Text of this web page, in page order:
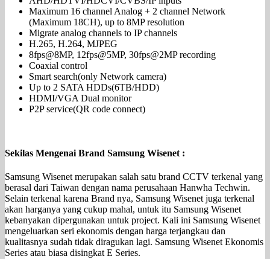
Maximum 16 channel Analog + 2 channel Network
(Maximum 18CH), up to 8MP resolution
Migrate analog channels to IP channels
H.265, H.264, MJPEG
8fps@8MP, 12fps@5MP, 30fps@2MP recording
Coaxial control
Smart search(only Network camera)
Up to 2 SATA HDDs(6TB/HDD)
HDMI/VGA Dual monitor
P2P service(QR code connect)
Sekilas Mengenai Brand Samsung Wisenet :
Samsung Wisenet merupakan salah satu brand CCTV terkenal yang
berasal dari Taiwan dengan nama perusahaan Hanwha Techwin.
Selain terkenal karena Brand nya, Samsung Wisenet juga terkenal
akan harganya yang cukup mahal, untuk itu Samsung Wisenet
kebanyakan dipergunakan untuk project. Kali ini Samsung Wisenet
mengeluarkan seri ekonomis dengan harga terjangkau dan
kualitasnya sudah tidak diragukan lagi. Samsung Wisenet Ekonomis
Series atau biasa disingkat E Series.